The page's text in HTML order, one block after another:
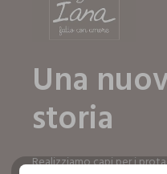
Una
storia
Realizziamo capi per i